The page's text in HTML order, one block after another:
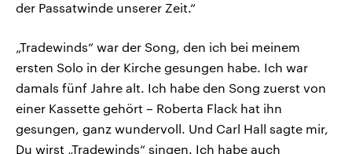
der Passatwinde unserer Zeit.“
„Tradewinds“ war der Song, den ich bei meinem
ersten Solo in der Kirche gesungen habe. Ich war
damals fünf Jahre alt. Ich habe den Song zuerst von
einer Kassette gehört – Roberta Flack hat ihn
gesungen, ganz wundervoll. Und Carl Hall sagte mir,
Du wirst „Tradewinds“ singen. Ich habe auch